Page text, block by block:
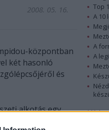
2008. 05. 16.
központban
két hasonló
és
alkotás egy
Top
A 10
A
A